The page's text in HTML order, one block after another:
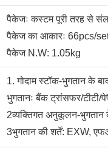
पैकेजः कस्टम पूरी तरह से
पैकेज का आकारः 66pcs/
पैकेज N.W: 1.05kg
1. गोदाम स्टॉक-भुगतान के
भुगतानः बैंक ट्रांसफर/टीटी/
2व्यक्तिगत अनुकूलन-भुगतान
3भुगतान की शर्तें: EXW,